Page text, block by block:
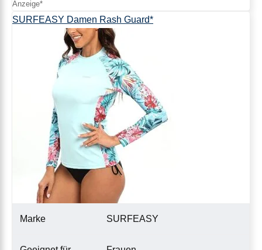
SURFEASY Damen Rash Guard*
Marke SURFEASY